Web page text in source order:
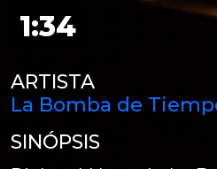
1:34
ARTISTA
La Bomba de
SINÓPSIS